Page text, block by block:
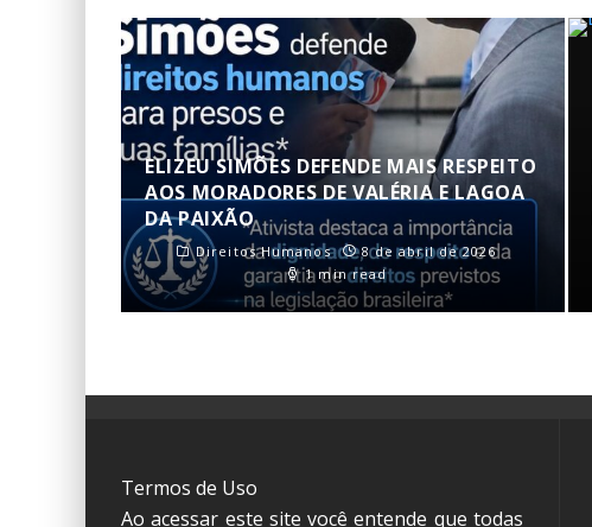
ELIZEU SIMÕES DEFENDE MAIS RESPEITO
AOS MORADORES DE VALÉRIA E LAGOA
DA PAIXÃO
Direitos Humanos
8 de abril de 2026
1 min read
Termos de Uso
Ao acessar este site você entende que todas